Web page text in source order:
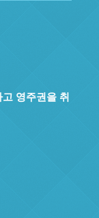
영주권을 취